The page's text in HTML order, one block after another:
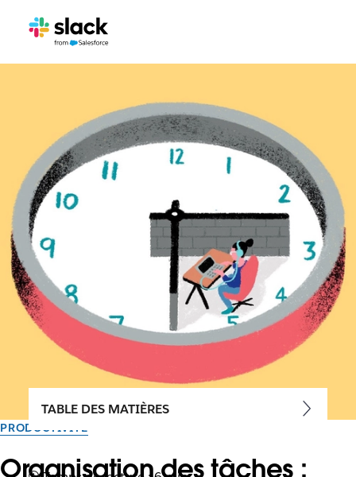
PRODUCTIVITÉ
Organisation des tâches :
TABLE DES MATIÈRES